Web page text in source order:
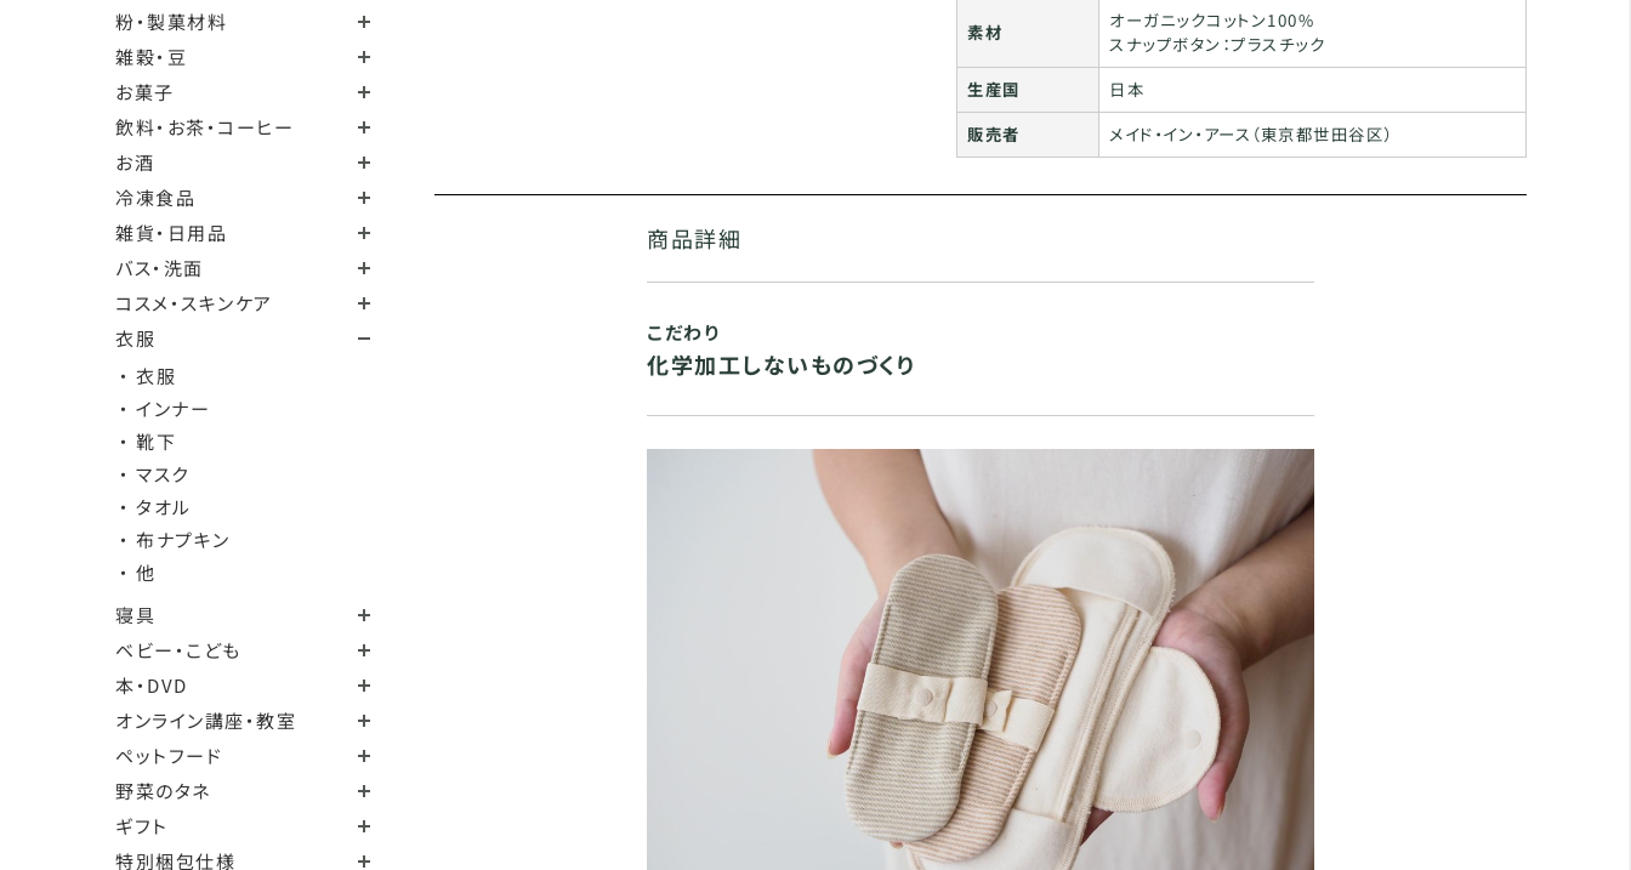
粉・製菓材料
雑穀・豆
お菓子
飲料・お茶・コーヒー
お酒
冷凍食品
雑貨・日用品
バス・洗面
コスメ・スキンケア
衣服
・ 衣服
・ インナー
・ 靴下
・ マスク
・ タオル
・ 布ナプキン
・ 他
寝具
ベビー・こども
本・DVD
オンライン講座・教室
ペットフード
野菜のタネ
ギフト
特別梱包仕様
素材
オーガニックコットン100%
スナップボタン：プラスチック
生産国
日本
販売者
メイド・イン・アース（東京都世田谷区）
商品詳細
こだわり
化学加工しないものづくり